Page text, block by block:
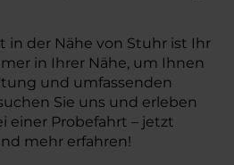
in der Nähe von Stuhr ist Ihr
in Ihrer Nähe, um Ihnen
und umfassenden
Sie uns und erleben
einer Probefahrt – jetzt
mehr erfahren!